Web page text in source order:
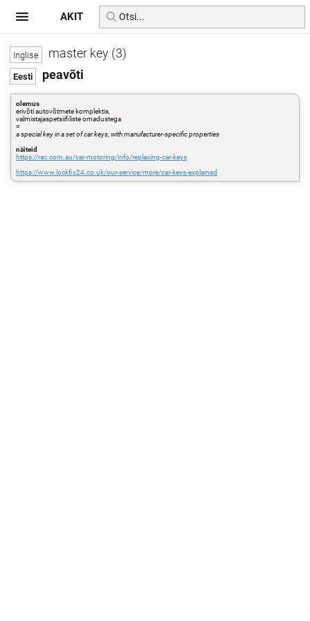
master key (3)
peavõti
olemus
erivõti autovõtmete komplektis,
valmistajaspetsiifiliste omadustega
=
a special key in a set of car keys, with manufacturer-specific properties
näiteid
https://rac.com.au/car-motoring/info/replacing-car-keys
https://www.lockfix24.co.uk/our-service/more/car-keys-explained
AKIT